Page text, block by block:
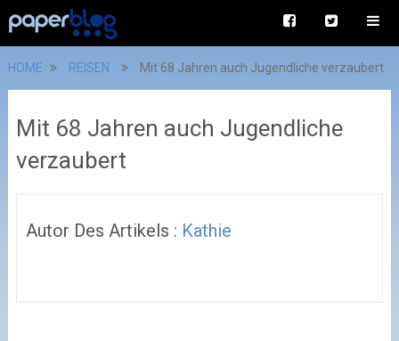
HOME REISEN Mit 68 Jahren auch Jugendliche verzaubert
Mit 68 Jahren auch Jugendliche
verzaubert
Autor Des Artikels : Kathie